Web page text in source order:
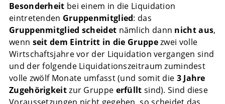
Besonderheit bei einem in die Liquidation
eintretenden Gruppenmitglied: das
Gruppenmitglied scheidet nämlich dann nicht aus,
wenn seit dem Eintritt in die Gruppezwei volle
Wirtschaftsjahre vor der Liquidation vergangen sind
und der folgende Liquidationszeitraum zumindest
volle zwölf Monate umfasst (und somit die 3 Jahre
Zugehörigkeitzur Gruppe erfüllt sind). Sind diese